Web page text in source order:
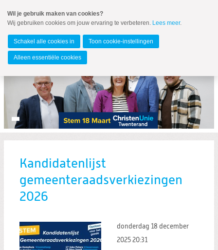
naar
Spring
de
inhoud
Spring
naar
hoofdmenu
Twenterand
MENU
Zoeken
Kandidatenlijst
gemeenteraadsverkiezingen
2026
donderdag 18 december
2025 20:31
Wil je gebruik maken van cookies?
Wij gebruiken cookies om jouw ervaring te verbeteren. Lees meer.
Schakel alle cookies in Toon cookie-instellingen
Alleen essentiële cookies